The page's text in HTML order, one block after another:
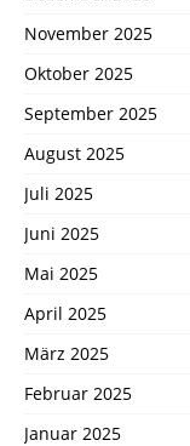
November 2025
Oktober 2025
September 2025
August 2025
Juli 2025
Juni 2025
Mai 2025
April 2025
März 2025
Februar 2025
Januar 2025